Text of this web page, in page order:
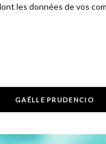
les données de vos
GAËLLE PRUDENCIO